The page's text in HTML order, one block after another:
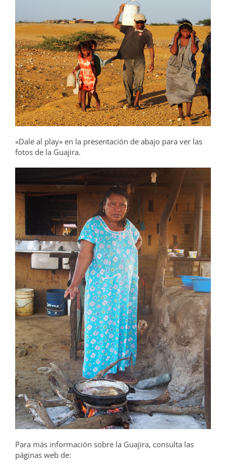
«Dale al play» en la presentación de abajo para ver las
fotos de la Guajira.
Para más información sobre la Guajira, consulta las
páginas web de: